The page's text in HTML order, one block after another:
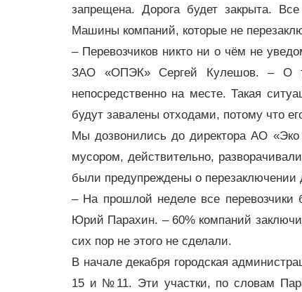
запрещена. Дорога будет закрыта.
Машины компаний, которые не
– Перевозчиков никто ни о чём не
ЗАО «ОПЭК» Сергей Кулешов. – О
непосредственно на месте. Такая
будут завалены отходами, потому что
Мы дозвонились до директора АО
мусором, действительно,
были предупреждены о перезаключении
– На прошлой неделе все
Юрий Парахин. – 60% компаний
сих пор не этого не сделали.
В начале декабря городская
15 и №11. Эти участки, по словам